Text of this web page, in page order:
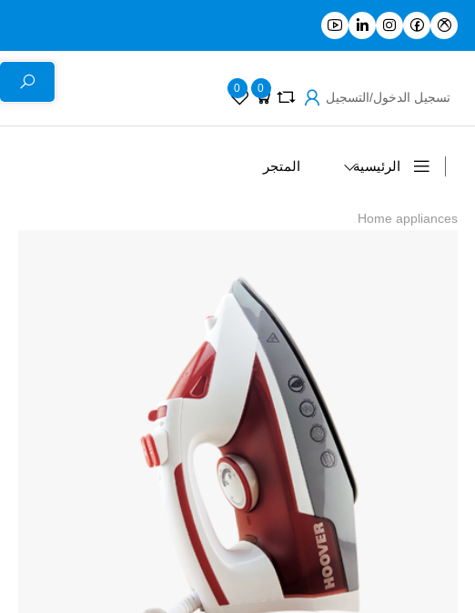
0 0
تسجيل الدخول/التسجيل
الرئيسية المتجر
Home appliances